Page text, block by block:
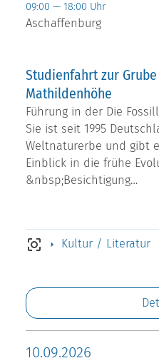
09:00 — 18:00 Uhr
Aschaffenburg
Studienfahrt zur
Mathildenhöhe
Führung in der Die
Sie ist seit 1995
Weltnaturerbe und gibt
Einblick in die frühe
&nbsp;Besichtigung…
Kultur / Literatur
10.09.2026